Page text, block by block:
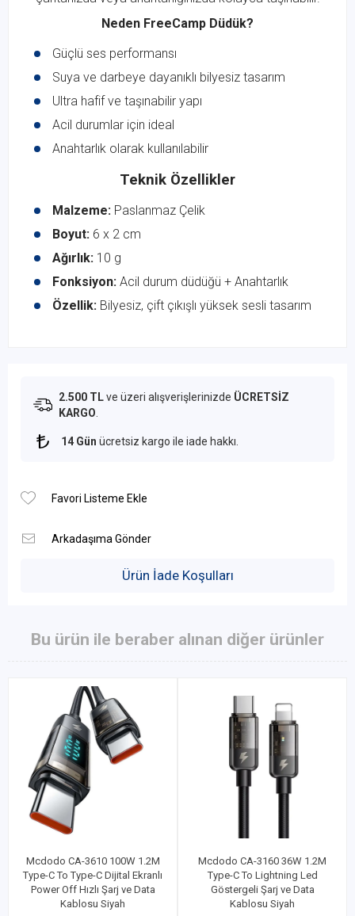
Neden FreeCamp Düdük?
Güçlü ses performansı
Suya ve darbeye dayanıklı bilyesiz tasarım
Ultra hafif ve taşınabilir yapı
Acil durumlar için ideal
Anahtarlık olarak kullanılabilir
Teknik Özellikler
Malzeme: Paslanmaz Çelik
Boyut: 6 x 2 cm
Ağırlık: 10 g
Fonksiyon: Acil durum düdüğü + Anahtarlık
Özellik: Bilyesiz, çift çıkışlı yüksek sesli tasarım
2.500 TLve üzeri alışverişlerinizde ÜCRETSİZ
KARGO
14 Gün ücretsiz kargo ile iade hakkı.
Ürün İade Koşulları
Bu ürün ile beraber alınan diğer ürünler
Mcdodo CA-3610 100W 1.2M
Type-C To Type-C Dijital Ekranlı
Power Off Hızlı Şarj ve Data
Kablosu Siyah
Mcdodo CA-3160 36W 1.2M
Type-C To Lightning Led
Göstergeli Şarj ve Data
Kablosu Siyah